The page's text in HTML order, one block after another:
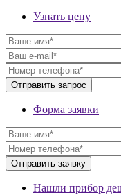
Узнать цену
Форма заявки
Нашли прибор